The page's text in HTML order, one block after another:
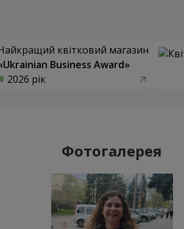
квітковий магазин
Business Award»
2026 рік
Фотогалерея